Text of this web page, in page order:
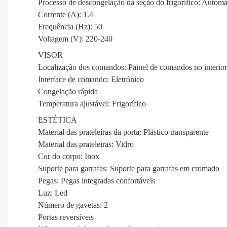
Processo de descongelação da seção do frigorífico:
Corrente (A): 1.4
Frequência (Hz): 50
Voltagem (V): 220-240
VISOR
Localização dos comandos: Painel de comandos no interior
Interface de comando: Eletrónico
Congelação rápida
Temperatura ajustável: Frigorífico
ESTÉTICA
Material das prateleiras da porta: Plástico transparente
Material das prateleiras: Vidro
Cor do corpo: Inox
Suporte para garrafas: Suporte para garrafas em cromado
Pegas: Pegas integradas confortáveis
Luz: Led
Número de gavetas: 2
Portas reversíveis